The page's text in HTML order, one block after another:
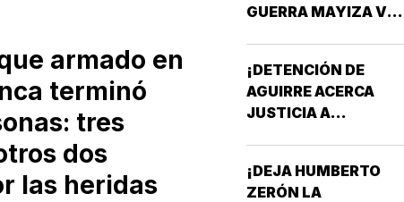
armado en
terminó
tres
dos
las heridas
GUERRA MAYIZA VS.
¡DETENCIÓN DE
AGUIRRE ACERCA
JUSTICIA A
¡DEJA HUMBERTO
ZERÓN LA